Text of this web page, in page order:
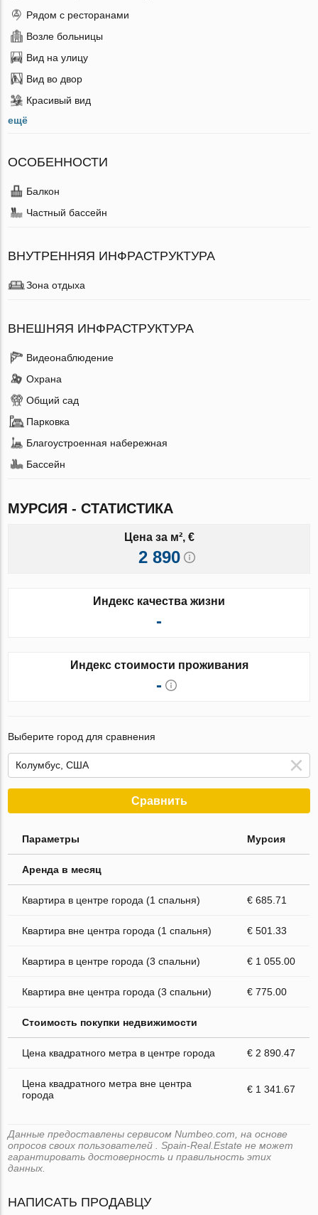
Рядом с ресторанами
Возле больницы
Вид на улицу
Вид во двор
Красивый вид
ещё
ОСОБЕННОСТИ
Балкон
Частный бассейн
ВНУТРЕННЯЯ ИНФРАСТРУКТУРА
Зона отдыха
ВНЕШНЯЯ ИНФРАСТРУКТУРА
Видеонаблюдение
Охрана
Общий сад
Парковка
Благоустроенная набережная
Бассейн
МУРСИЯ - СТАТИСТИКА
Цена за м², €
2 890
Индекс качества жизни
-
Индекс стоимости проживания
-
Выберите город для сравнения
Сравнить
Параметры Мурсия
Аренда в месяц
Квартира в центре города (1 спальня) € 685.71
Квартира вне центра города (1 спальня) € 501.33
Квартира в центре города (3 спальни) € 1 055.00
Квартира вне центра города (3 спальни) € 775.00
Стоимость покупки недвижимости
Цена квадратного метра в центре города € 2 890.47
Цена квадратного метра вне центра
города
€ 1 341.67
Данные предоставлены сервисом Numbeo.com, на основе
опросов своих пользователей . Spain-Real.Estate не может
гарантировать достоверность и правильность этих
данных.
НАПИСАТЬ ПРОДАВЦУ